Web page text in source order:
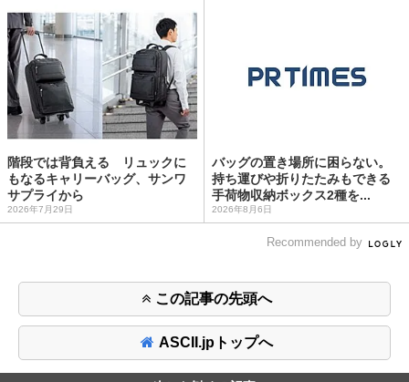
階段では背負える リュックに
もなるキャリーバッグ、サンワ
サプライから
2026年7月29日
バッグの置き場所に困らない。
持ち運びや折りたたみもできる
手荷物収納ボックス2種を...
2026年8月6日
Recommended by
この記事の先頭へ
ASCII.jpトップへ